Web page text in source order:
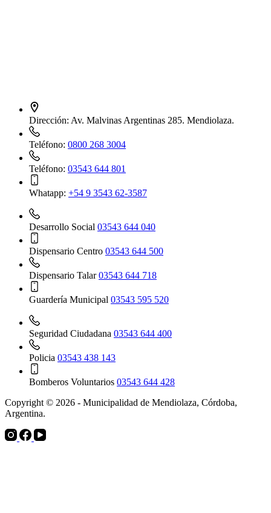
Dirección: Av. Malvinas Argentinas 285. Mendiolaza.
Teléfono: 0800 268 3004
Teléfono: 03543 644 801
Whatapp: +54 9 3543 62-3587
Desarrollo Social 03543 644 040
Dispensario Centro 03543 644 500
Dispensario Talar03543 644 718
Guardería Municipal 03543 595 520
Seguridad Ciudadana 03543 644 400
Policia 03543 438 143
Bomberos Voluntarios 03543 644 428
Copyright © 2026 - Municipalidad de Mendiolaza, Córdoba,
Argentina.